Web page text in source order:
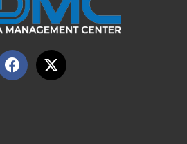
F
a
c
X
-
t